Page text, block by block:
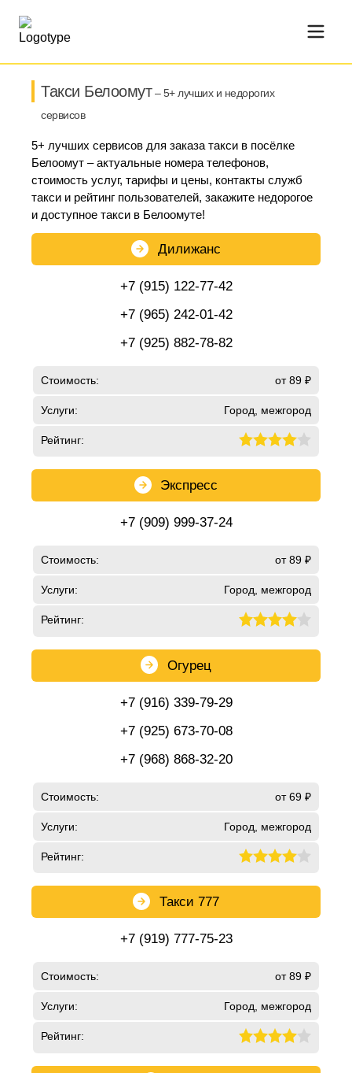
Такси Белоомут– 5+ лучших и недорогих
сервисов
5+ лучших сервисов для заказа такси в посёлке
Белоомут – актуальные номера телефонов,
стоимость услуг, тарифы и цены, контакты служб
такси и рейтинг пользователей, закажите недорогое
и доступное такси в Белоомуте!
Дилижанс
+7 (915) 122-77-42
+7 (965) 242-01-42
+7 (925) 882-78-82
Стоимость: от 89 ₽
Услуги: Город, межгород
Рейтинг:
Экспресс
+7 (909) 999-37-24
Стоимость: от 89 ₽
Услуги: Город, межгород
Рейтинг:
Огурец
+7 (916) 339-79-29
+7 (925) 673-70-08
+7 (968) 868-32-20
Стоимость: от 69 ₽
Услуги: Город, межгород
Рейтинг:
Такси 777
+7 (919) 777-75-23
Стоимость: от 89 ₽
Услуги: Город, межгород
Рейтинг: